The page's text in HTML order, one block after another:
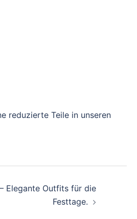
reduzierte Teile in unseren
Elegante Outfits für die
Festtage.